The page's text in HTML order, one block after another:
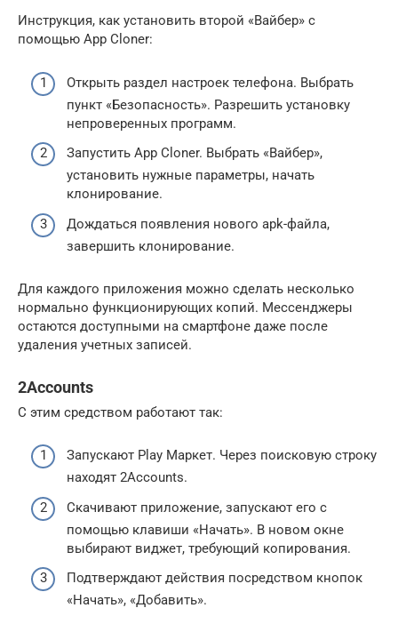
Инструкция, как установить второй «Вайбер» с
помощью App Сloner:
Открыть раздел настроек телефона. Выбрать
пункт «Безопасность». Разрешить установку
непроверенных программ.
Запустить App Cloner. Выбрать «Вайбер»,
установить нужные параметры, начать
клонирование.
Дождаться появления нового apk-файла,
завершить клонирование.
Для каждого приложения можно сделать несколько
нормально функционирующих копий. Мессенджеры
остаются доступными на смартфоне даже после
удаления учетных записей.
2Accounts
С этим средством работают так:
Запускают Play Маркет. Через поисковую строку
находят 2Accounts.
Скачивают приложение, запускают его с
помощью клавиши «Начать». В новом окне
выбирают виджет, требующий копирования.
Подтверждают действия посредством кнопок
«Начать», «Добавить».